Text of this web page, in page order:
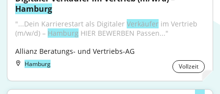
Hamburg
"...Dein Karrierestart als Digitaler Verkäufer im Vertrieb
(m/w/d) – Hamburg HIER BEWERBEN Passen..."
Allianz Beratungs- und Vertriebs-AG
Hamburg Vollzeit